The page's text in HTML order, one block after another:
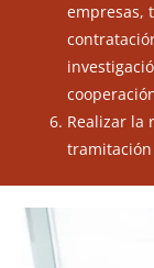
empresas,
Realizar la
tramitación